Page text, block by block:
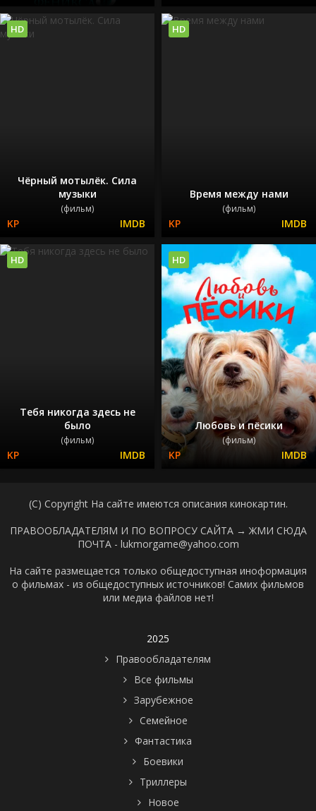
Чёрный мотылёк. Сила
музыки
(фильм)
HD
Время между нами
(фильм)
HD
Тебя никогда здесь не
было
(фильм)
HD
Любовь и пёсики
(фильм)
HD
(C) Copyright На сайте имеются описания кинокартин.
ПРАВООБЛАДАТЕЛЯМ И ПО ВОПРОСУ САЙТА → ЖМИ СЮДА
ПОЧТА - lukmorgame@yahoo.com
На сайте размещается только общедоступная иноформация
о фильмах - из общедоступных источников! Самих фильмов
или медиа файлов нет!
2025
Правообладателям
Все фильмы
Зарубежное
Семейное
Фантастика
Боевики
Триллеры
Новое